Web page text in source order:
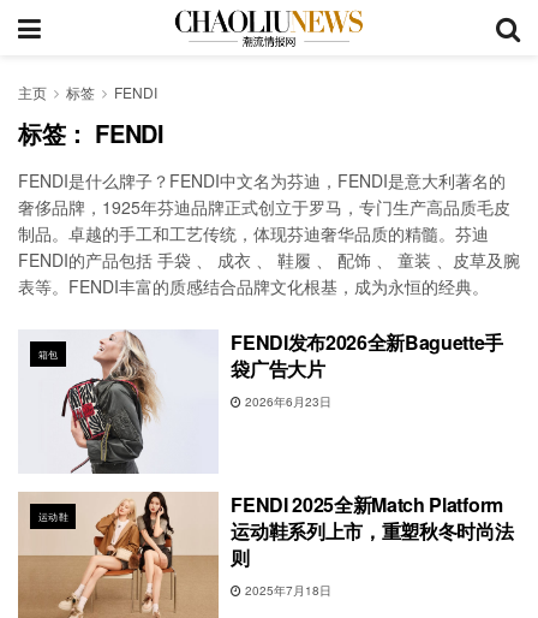
主页 标签 FENDI
标签： FENDI
FENDI是什么牌子？FENDI中文名为芬迪，FENDI是意大利著名的
奢侈品牌，1925年芬迪品牌正式创立于罗马，专门生产高品质毛皮
制品。卓越的手工和工艺传统，体现芬迪奢华品质的精髓。芬迪
FENDI的产品包括 手袋 、 成衣 、 鞋履 、 配饰 、 童装 、皮草及腕
表等。FENDI丰富的质感结合品牌文化根基，成为永恒的经典。
箱包
FENDI发布2026全新Baguette手
袋广告大片
2026年6月23日
运动鞋
FENDI 2025全新Match Platform
运动鞋系列上市，重塑秋冬时尚法
则
2025年7月18日